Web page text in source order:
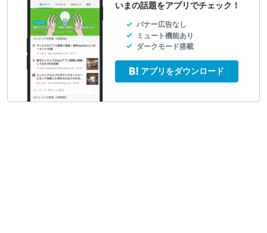
いまの話題をアプリでチェック！
バナー広告なし
ミュート機能あり
ダークモード搭載
アプリをダウンロード